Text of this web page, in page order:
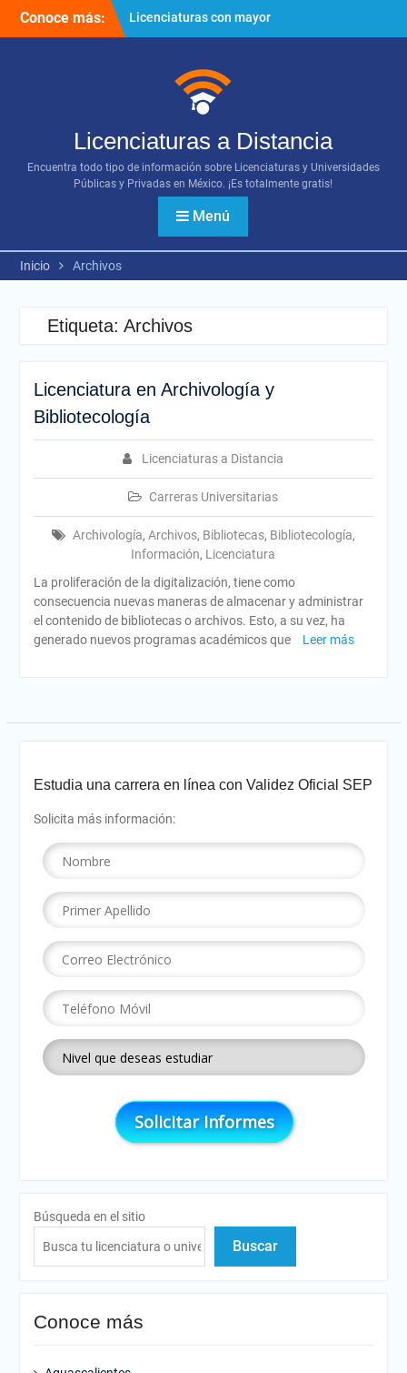
Conoce más:
Licenciaturas con mayor
proyección
¿Cómo utilizar los diversos
recursos digitales?
Licenciaturas a Distancia
Encuentra todo tipo de información sobre Licenciaturas y Universidades
Públicas y Privadas en México. ¡Es totalmente gratis!
Menú
Inicio Archivos
Etiqueta: Archivos
Licenciatura en Archivología y
Bibliotecología
Licenciaturas a Distancia
Carreras Universitarias
Archivología, Archivos, Bibliotecas, Bibliotecología,
Información, Licenciatura
La proliferación de la digitalización, tiene como
consecuencia nuevas maneras de almacenar y administrar
el contenido de bibliotecas o archivos. Esto, a su vez, ha
generado nuevos programas académicos que
Leer más
Estudia una carrera en línea con Validez Oficial SEP
Solicita más información:
Búsqueda en el sitio
Buscar
Conoce más